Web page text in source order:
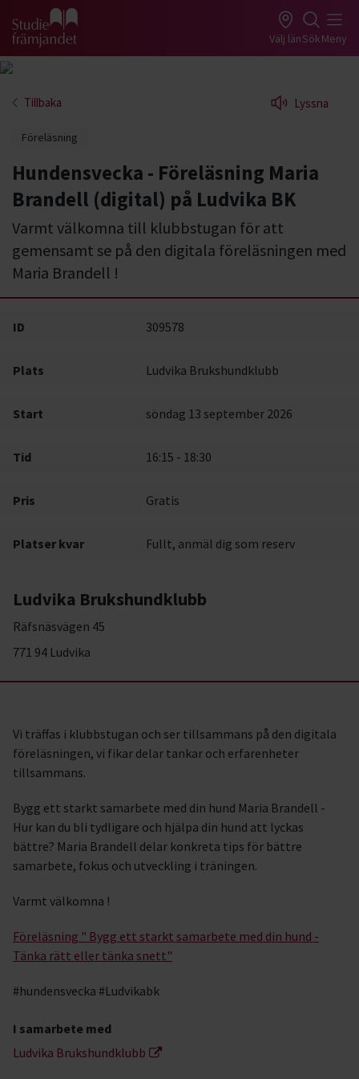
Gå till studiefrämjandets startsida Välj länSökMeny
Tillbaka Lyssna
Föreläsning
Hundensvecka - Föreläsning Maria
Brandell (digital) på Ludvika BK
Varmt välkomna till klubbstugan för att
gemensamt se på den digitala föreläsningen med
Maria Brandell !
ID 309578
Plats Ludvika Brukshundklubb
Start söndag 13 september 2026
Tid 16:15 - 18:30
Pris Gratis
Platser kvar Fullt, anmäl dig som reserv
Ludvika Brukshundklubb
Räfsnäsvägen 45
771 94 Ludvika
Vi träffas i klubbstugan och ser tillsammans på den digitala
föreläsningen, vi fikar delar tankar och erfarenheter
tillsammans.
Bygg ett starkt samarbete med din hund Maria Brandell -
Hur kan du bli tydligare och hjälpa din hund att lyckas
bättre? Maria Brandell delar konkreta tips för bättre
samarbete, fokus och utveckling i träningen.
Varmt välkomna !
Föreläsning " Bygg ett starkt samarbete med din hund -
Tänka rätt eller tänka snett"
#hundensvecka #Ludvikabk
I samarbete med
Ludvika Brukshundklubb